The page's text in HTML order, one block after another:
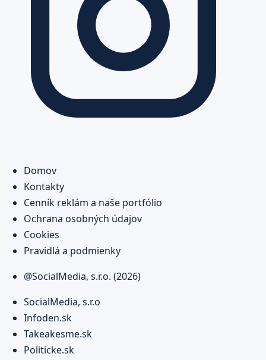
Domov
Kontakty
Cenník reklám a naše portfólio
Ochrana osobných údajov
Cookies
Pravidlá a podmienky
@SocialMedia, s.r.o. (2026)
SocialMedia, s.r.o
Infoden.sk
Takeakesme.sk
Politicke.sk